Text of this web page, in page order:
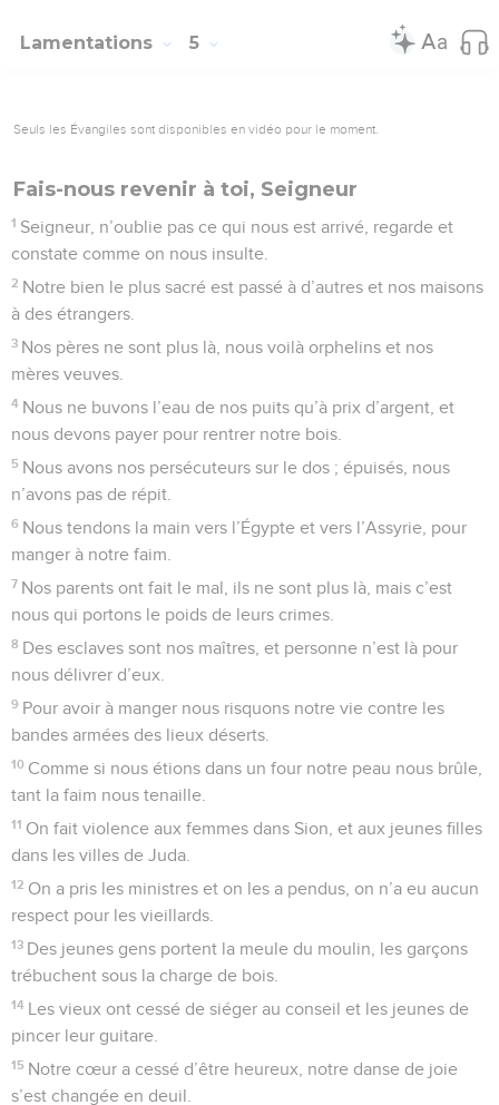
Lamentations 5
Seuls les Évangiles sont disponibles en vidéo pour le moment.
Fais-nous revenir à toi, Seigneur
1 Seigneur, n’oublie pas ce qui nous est arrivé, regarde et
constate comme on nous insulte.
2 Notre bien le plus sacré est passé à d’autres et nos maisons
à des étrangers.
3 Nos pères ne sont plus là, nous voilà orphelins et nos
mères veuves.
4 Nous ne buvons l’eau de nos puits qu’à prix d’argent, et
nous devons payer pour rentrer notre bois.
5 Nous avons nos persécuteurs sur le dos ; épuisés, nous
n’avons pas de répit.
6 Nous tendons la main vers l’Égypte et vers l’Assyrie, pour
manger à notre faim.
7 Nos parents ont fait le mal, ils ne sont plus là, mais c’est
nous qui portons le poids de leurs crimes.
8 Des esclaves sont nos maîtres, et personne n’est là pour
nous délivrer d’eux.
9 Pour avoir à manger nous risquons notre vie contre les
bandes armées des lieux déserts.
10 Comme si nous étions dans un four notre peau nous brûle,
tant la faim nous tenaille.
11 On fait violence aux femmes dans Sion, et aux jeunes filles
dans les villes de Juda.
12 On a pris les ministres et on les a pendus, on n’a eu aucun
respect pour les vieillards.
13 Des jeunes gens portent la meule du moulin, les garçons
trébuchent sous la charge de bois.
14 Les vieux ont cessé de siéger au conseil et les jeunes de
pincer leur guitare.
15 Notre cœur a cessé d’être heureux, notre danse de joie
s’est changée en deuil.